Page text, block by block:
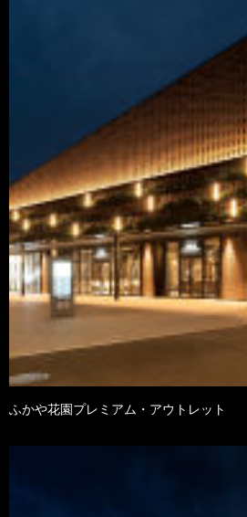
ふかや花園プレミアム・アウトレット